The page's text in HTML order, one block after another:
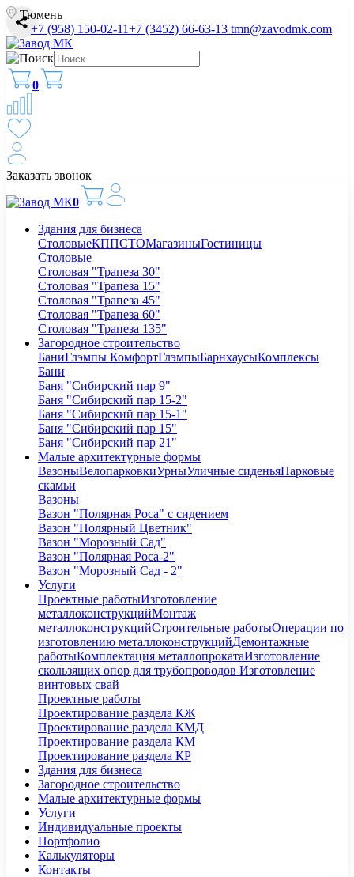
Тюмень
+7 (958) 150-02-11+7 (3452) 66-63-13 tmn@zavodmk.com
0
Заказать звонок
0
Здания для бизнеса
СтоловыеКППСТОМагазиныГостиницы
Столовые
Столовая "Трапеза 30"
Столовая "Трапеза 15"
Столовая "Трапеза 45"
Столовая "Трапеза 60"
Столовая "Трапеза 135"
Загородное строительство
БаниГлэмпы КомфортГлэмпыБарнхаусыКомплексы
Бани
Баня "Сибирский пар 9"
Баня "Сибирский пар 15-2"
Баня "Сибирский пар 15-1"
Баня "Сибирский пар 15"
Баня "Сибирский пар 21"
Малые архитектурные формы
ВазоныВелопарковкиУрныУличные сиденьяПарковые
скамьи
Вазоны
Вазон "Полярная Роса" с сидением
Вазон "Полярный Цветник"
Вазон "Морозный Сад"
Вазон "Полярная Роса-2"
Вазон "Морозный Сад - 2"
Услуги
Проектные работыИзготовление
металлоконструкцийМонтаж
металлоконструкцийСтроительные работыОперации по
изготовлению металлоконструкцийДемонтажные
работыКомплектация металлопрокатаИзготовление
скользящих опор для трубопроводов Изготовление
винтовых свай
Проектные работы
Проектирование раздела КЖ
Проектирование раздела КМД
Проектирование раздела КМ
Проектирование раздела КР
Здания для бизнеса
Загородное строительство
Малые архитектурные формы
Услуги
Индивидуальные проекты
Портфолио
Калькуляторы
Контакты